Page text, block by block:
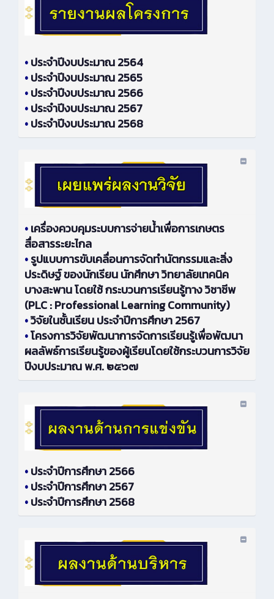
•ประจำปีงบประมาณ 2564
•ประจำปีงบประมาณ 2565
•ประจำปีงบประมาณ 2566
•ประจำปีงบประมาณ 2567
•ประจำปีงบประมาณ 2568
•เครื่องควบคุมระบบการจ่ายน้ำเพื่อการเกษตร
สื่อสารระยะไกล
•รูปแบบการขับเคลื่อนการจัดทำนัตกรรมและสิ่ง
ประดิษฐ์ ของนักเรียน นักศึกษา วิทยาลัยเทคนิค
บางสะพาน โดยใช้ กระบวนการเรียนรู้ทาง วิชาชีพ
(PLC : Professional Learning Community)
•วิจัยในชั้นเรียน ประจำปีการศึกษา 2567
•โครงการวิจัยพัฒนาการจัดการเรียนรู้เพื่อพัฒนา
ผลลัพธ์การเรียนรู้ของผู้เรียนโดยใช้กระบวนการวิจัย
ปีงบประมาณ พ.ศ. ๒๕๖๗
•ประจำปีการศึกษา 2566
•ประจำปีการศึกษา 2567
•ประจำปีการศึกษา 2568